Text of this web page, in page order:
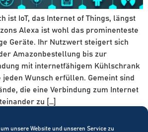
unsere Website und unseren Service zu
ist IoT, das Internet of Things, längst
Alexa ist wohl das prominenteste
Geräte. Ihr Nutzwert steigert sich
Amazonbestellung bis zur
mit internetfähigem Kühlschrank
jeden Wunsch erfüllen. Gemeint sind
die eine Verbindung zum Internet
zu […]